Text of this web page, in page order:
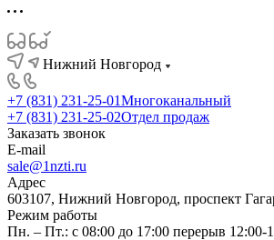
Нижний Новгород
+7 (831) 231-25-01Многоканальный
+7 (831) 231-25-02Отдел продаж
Заказать звонок
E-mail
sale@1nzti.ru
Адрес
603107, Нижний Новгород, проспект
Режим работы
Пн. – Пт.: с 08:00 до 17:00 перерыв 12:00-